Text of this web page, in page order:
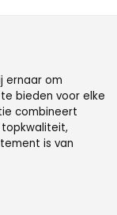
ernaar om
bieden voor elke
combineert
is van